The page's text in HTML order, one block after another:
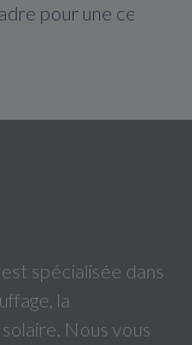
pour une
spécialisée dans
la
Nous vous